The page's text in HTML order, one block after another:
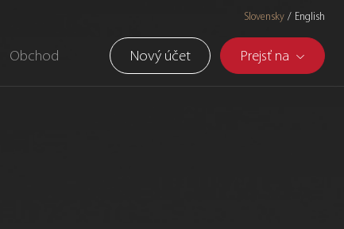
Slovensky English
Obchod Nový účet Prejsť na